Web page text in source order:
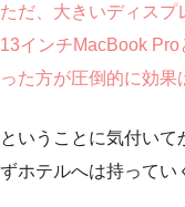
ただ、大きいディスプ
13インチMacBook
った方が圧倒的に効果
ということに気付い
ずホテルへは持ってい